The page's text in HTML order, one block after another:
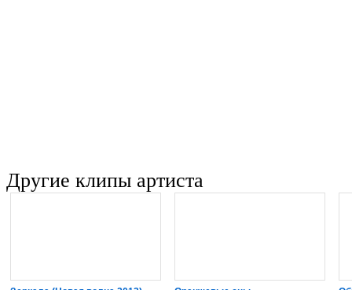
Другие клипы артиста